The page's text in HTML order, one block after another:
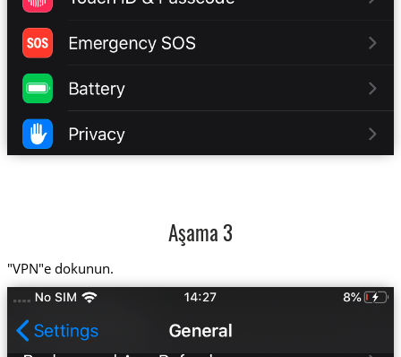
Aşama 3
"VPN"e dokunun.